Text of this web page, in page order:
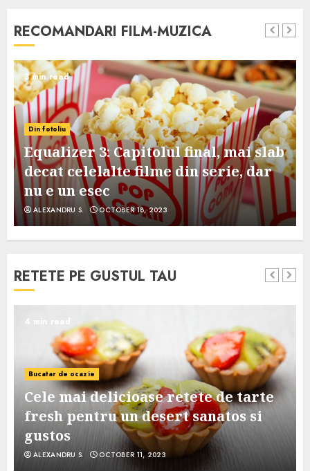
RECOMANDARI FILM-MUZICA
3 min read
Din fotoliu
Equalizer 3: Capitolul final, mai slab
decat celelalte filme din serie, dar
nu e un esec
ALEXANDRU S. OCTOBER 18, 2023
RETETE PE GUSTUL TAU
4 min read
Bucatar de ocazie
Cele mai delicioase retete de tarte
fresh pentru un desert sanatos si
gustos
ALEXANDRU S. OCTOBER 11, 2023